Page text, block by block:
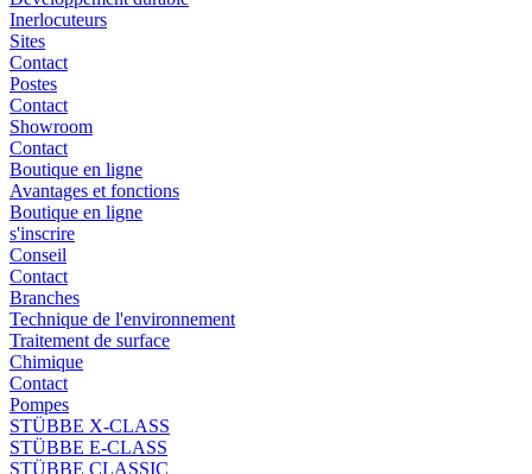
Inerlocuteurs
Sites
Contact
Postes
Contact
Showroom
Contact
Boutique en ligne
Avantages et fonctions
Boutique en ligne
s'inscrire
Conseil
Contact
Branches
Technique de l'environnement
Traitement de surface
Chimique
Contact
Pompes
STÜBBE X-CLASS
STÜBBE E-CLASS
STÜBBE CLASSIC